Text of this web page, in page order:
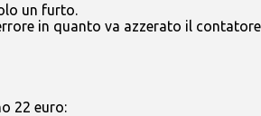
un furto.
in quanto va azzerato il
22 euro: